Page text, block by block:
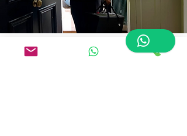
Réservation en ligne